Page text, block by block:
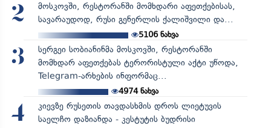
2
მოსკოვში, რესტორანში მომხდარი აფეთქებისას,
სავარაუდოდ, რუსი გენერლის ქალიშვილი და...
5106ნახვა
3
სერგეი სობიანინმა მოსკოვში, რესტორანში
მომხდარ აფეთქებას ტერორისტული აქტი უწოდა,
Telegram-არხების ინფორმაც...
4974ნახვა
4
კიევზე რუსეთის თავდასხმის დროს ლიეტუვის
საელჩო დაზიანდა - კესტუტის ბუდრისი